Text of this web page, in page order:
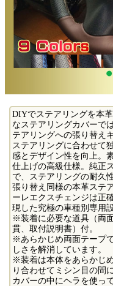
DIYでステアリングを本
なステアリングカバーで
テアリングへの張り替え
ステアリングに合わせて
感とデザイン性を向上。
仕上げの高級仕様。純正
で、ステアリングの耐久
張り替え同様の本革ステ
ーレエクスチェンジは正
現した究極の車種別専用
※装着に必要な道具（両
貫、取付説明書）付。
※あらかじめ両面テープ
しさを解消しています。
※装着は本体をあらかじ
り合わせてミシン目の間
カバーの中にヘラを使っ